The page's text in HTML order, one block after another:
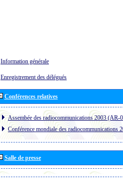
Information générale
Enregistrement des délégués
Conférences relatives
Assembée des radiocommunications 2003 (AR-
Conférence mondiale des radiocommunications
Salle de presse